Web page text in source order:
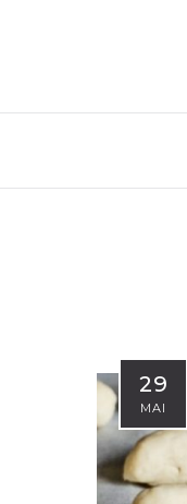
29
MAI